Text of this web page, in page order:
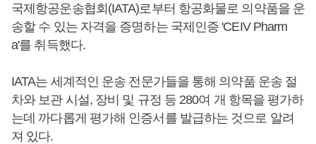
국제항공운송협회(IATA)로부터 항공화물로 의약품을 운
송할 수 있는 자격을 증명하는 국제인증 'CEIV Pharm
a'를 취득했다.
IATA는 세계적인 운송 전문가들을 통해 의약품 운송 절
차와 보관 시설, 장비 및 규정 등 280여 개 항목을 평가하
는데 까다롭게 평가해 인증서를 발급하는 것으로 알려
져 있다.